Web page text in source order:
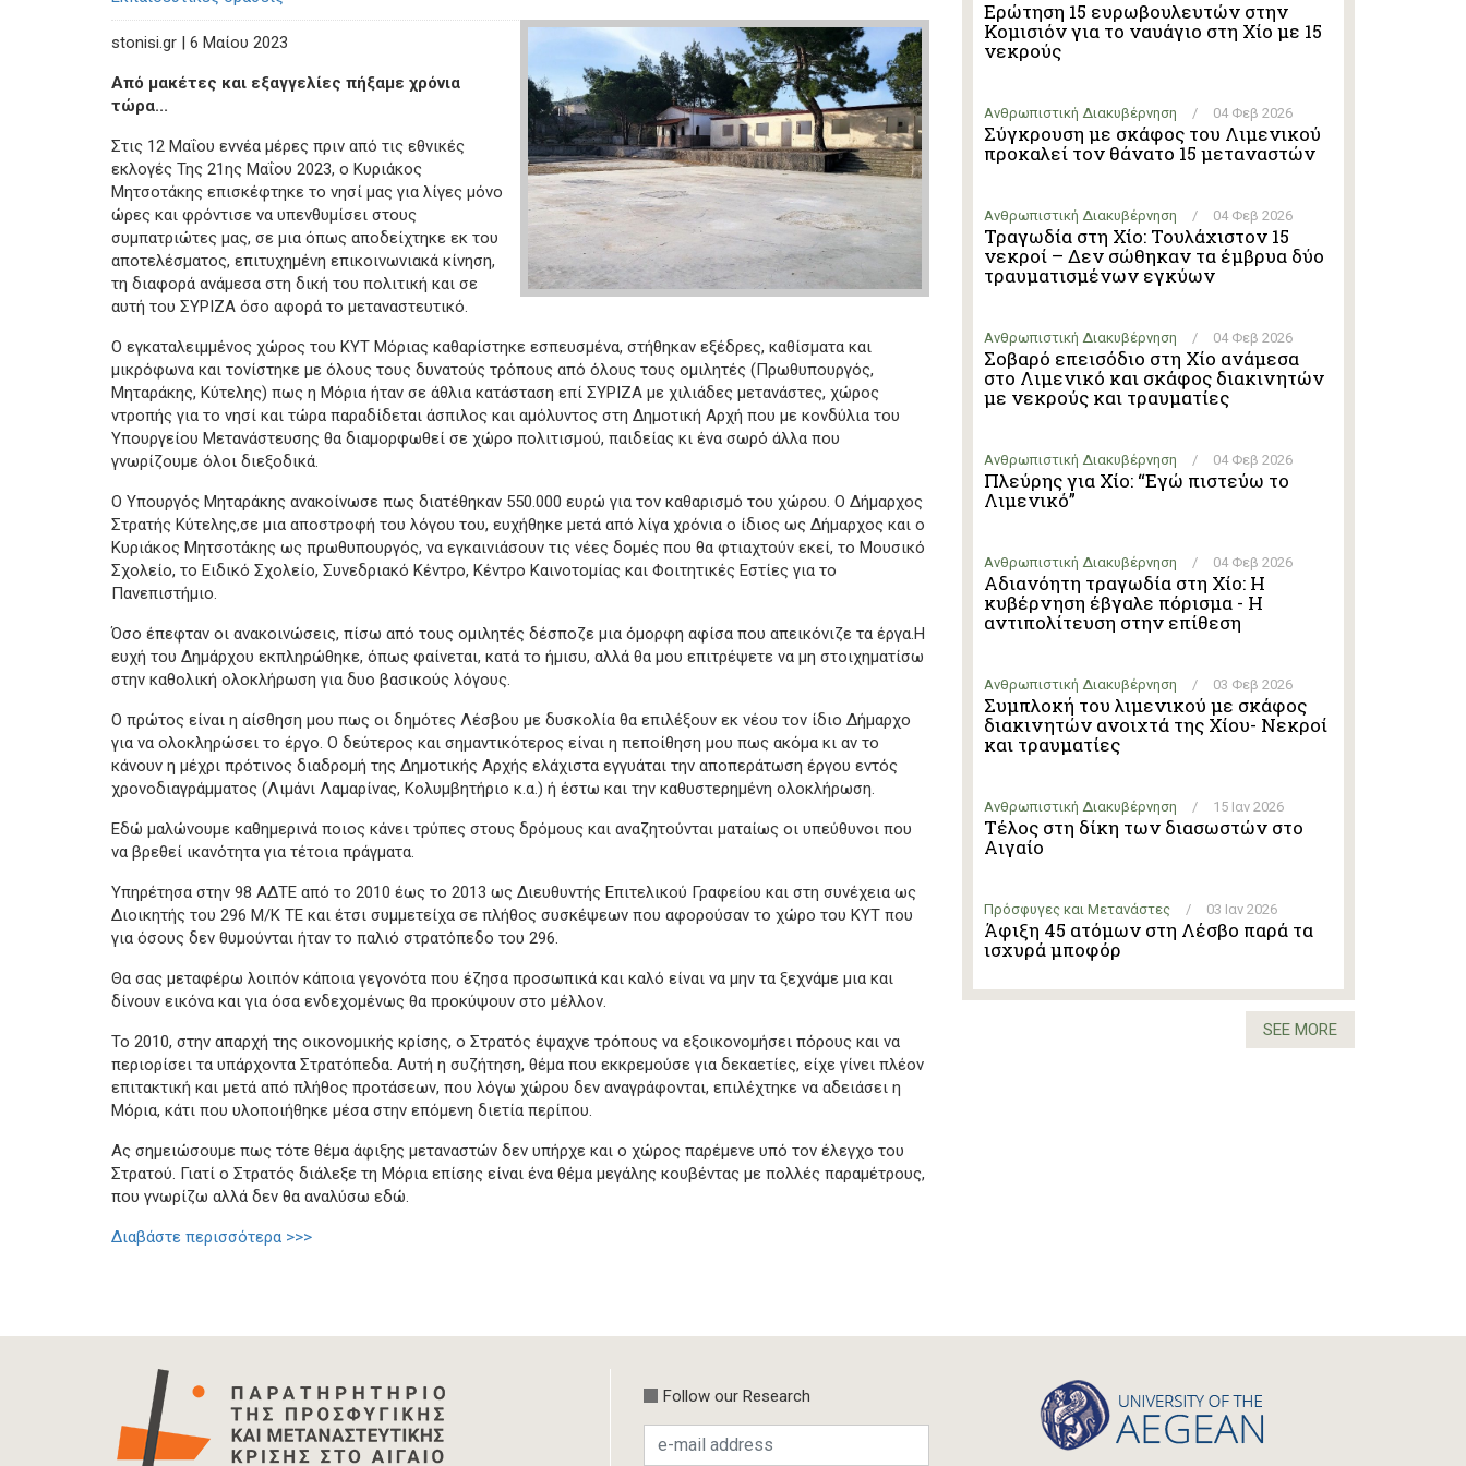
stonisi.gr | 6 Μαίου 2023
Από μακέτες και εξαγγελίες πήξαμε χρόνια
τώρα...
Στις 12 Μαΐου εννέα μέρες πριν από τις εθνικές
εκλογές Της 21ης Μαΐου 2023, ο Κυριάκος
Μητσοτάκης επισκέφτηκε το νησί μας για λίγες μόνο
ώρες και φρόντισε να υπενθυμίσει στους
συμπατριώτες μας, σε μια όπως αποδείχτηκε εκ του
αποτελέσματος, επιτυχημένη επικοινωνιακά κίνηση,
τη διαφορά ανάμεσα στη δική του πολιτική και σε
αυτή του ΣΥΡΙΖΑ όσο αφορά το μεταναστευτικό.
Ο εγκαταλειμμένος χώρος του ΚΥΤ Μόριας καθαρίστηκε εσπευσμένα, στήθηκαν εξέδρες, καθίσματα και
μικρόφωνα και τονίστηκε με όλους τους δυνατούς τρόπους από όλους τους ομιλητές (Πρωθυπουργός,
Μηταράκης, Κύτελης) πως η Μόρια ήταν σε άθλια κατάσταση επί ΣΥΡΙΖΑ με χιλιάδες μετανάστες, χώρος
ντροπής για το νησί και τώρα παραδίδεται άσπιλος και αμόλυντος στη Δημοτική Αρχή που με κονδύλια του
Υπουργείου Μετανάστευσης θα διαμορφωθεί σε χώρο πολιτισμού, παιδείας κι ένα σωρό άλλα που
γνωρίζουμε όλοι διεξοδικά.
Ο Υπουργός Μηταράκης ανακοίνωσε πως διατέθηκαν 550.000 ευρώ για τον καθαρισμό του χώρου. Ο Δήμαρχος
Στρατής Κύτελης,σε μια αποστροφή του λόγου του, ευχήθηκε μετά από λίγα χρόνια ο ίδιος ως Δήμαρχος και ο
Κυριάκος Μητσοτάκης ως πρωθυπουργός, να εγκαινιάσουν τις νέες δομές που θα φτιαχτούν εκεί, το Μουσικό
Σχολείο, το Ειδικό Σχολείο, Συνεδριακό Κέντρο, Κέντρο Καινοτομίας και Φοιτητικές Εστίες για το
Πανεπιστήμιο.
Όσο έπεφταν οι ανακοινώσεις, πίσω από τους ομιλητές δέσποζε μια όμορφη αφίσα που απεικόνιζε τα έργα.Η
ευχή του Δημάρχου εκπληρώθηκε, όπως φαίνεται, κατά το ήμισυ, αλλά θα μου επιτρέψετε να μη στοιχηματίσω
στην καθολική ολοκλήρωση για δυο βασικούς λόγους.
Ο πρώτος είναι η αίσθηση μου πως οι δημότες Λέσβου με δυσκολία θα επιλέξουν εκ νέου τον ίδιο Δήμαρχο
για να ολοκληρώσει το έργο. Ο δεύτερος και σημαντικότερος είναι η πεποίθηση μου πως ακόμα κι αν το
κάνουν η μέχρι πρότινος διαδρομή της Δημοτικής Αρχής ελάχιστα εγγυάται την αποπεράτωση έργου εντός
χρονοδιαγράμματος (Λιμάνι Λαμαρίνας, Κολυμβητήριο κ.α.) ή έστω και την καθυστερημένη ολοκλήρωση.
Εδώ μαλώνουμε καθημερινά ποιος κάνει τρύπες στους δρόμους και αναζητούνται ματαίως οι υπεύθυνοι που
να βρεθεί ικανότητα για τέτοια πράγματα.
Υπηρέτησα στην 98 ΑΔΤΕ από το 2010 έως το 2013 ως Διευθυντής Επιτελικού Γραφείου και στη συνέχεια ως
Διοικητής του 296 Μ/Κ ΤΕ και έτσι συμμετείχα σε πλήθος συσκέψεων που αφορούσαν το χώρο του ΚΥΤ που
για όσους δεν θυμούνται ήταν το παλιό στρατόπεδο του 296.
Θα σας μεταφέρω λοιπόν κάποια γεγονότα που έζησα προσωπικά και καλό είναι να μην τα ξεχνάμε μια και
δίνουν εικόνα και για όσα ενδεχομένως θα προκύψουν στο μέλλον.
Το 2010, στην απαρχή της οικονομικής κρίσης, ο Στρατός έψαχνε τρόπους να εξοικονομήσει πόρους και να
περιορίσει τα υπάρχοντα Στρατόπεδα. Αυτή η συζήτηση, θέμα που εκκρεμούσε για δεκαετίες, είχε γίνει πλέον
επιτακτική και μετά από πλήθος προτάσεων, που λόγω χώρου δεν αναγράφονται, επιλέχτηκε να αδειάσει η
Μόρια, κάτι που υλοποιήθηκε μέσα στην επόμενη διετία περίπου.
Ας σημειώσουμε πως τότε θέμα άφιξης μεταναστών δεν υπήρχε και ο χώρος παρέμενε υπό τον έλεγχο του
Στρατού. Γιατί ο Στρατός διάλεξε τη Μόρια επίσης είναι ένα θέμα μεγάλης κουβέντας με πολλές παραμέτρους,
που γνωρίζω αλλά δεν θα αναλύσω εδώ.
Διαβάστε περισσότερα >>>
Ερώτηση 15 ευρωβουλευτών στην
Κομισιόν για το ναυάγιο στη Χίο με 15
νεκρούς
Ανθρωπιστική Διακυβέρνηση / 04 Φεβ 2026
Σύγκρουση με σκάφος του Λιμενικού
προκαλεί τον θάνατο 15 μεταναστών
Ανθρωπιστική Διακυβέρνηση / 04 Φεβ 2026
Τραγωδία στη Χίο: Τουλάχιστον 15
νεκροί – Δεν σώθηκαν τα έμβρυα δύο
τραυματισμένων εγκύων
Ανθρωπιστική Διακυβέρνηση / 04 Φεβ 2026
Σοβαρό επεισόδιο στη Χίο ανάμεσα
στο Λιμενικό και σκάφος διακινητών
με νεκρούς και τραυματίες
Ανθρωπιστική Διακυβέρνηση / 04 Φεβ 2026
Πλεύρης για Χίο: “Εγώ πιστεύω το
Λιμενικό”
Ανθρωπιστική Διακυβέρνηση / 04 Φεβ 2026
Αδιανόητη τραγωδία στη Χίο: Η
κυβέρνηση έβγαλε πόρισμα - Η
αντιπολίτευση στην επίθεση
Ανθρωπιστική Διακυβέρνηση / 03 Φεβ 2026
Συμπλοκή του λιμενικού με σκάφος
διακινητών ανοιχτά της Χίου- Νεκροί
και τραυματίες
Ανθρωπιστική Διακυβέρνηση / 15 Ιαν 2026
Τέλος στη δίκη των διασωστών στο
Αιγαίο
Πρόσφυγες και Μετανάστες / 03 Ιαν 2026
Άφιξη 45 ατόμων στη Λέσβο παρά τα
ισχυρά μποφόρ
SEE MORE
Follow our Research